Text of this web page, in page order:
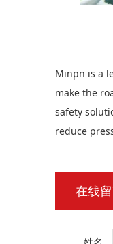
Minpn is a
make the
safety
reduce
在线
姓名